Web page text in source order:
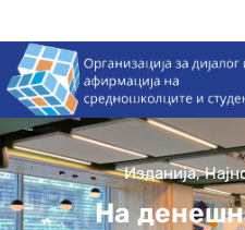
Изданија,
На